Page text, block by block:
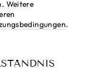
Weitere
.